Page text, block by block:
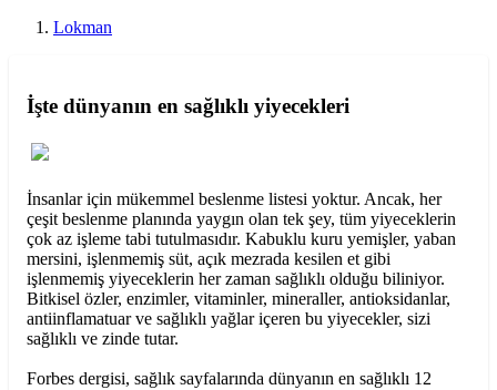
Lokman
İşte dünyanın en sağlıklı yiyecekleri
İnsanlar için mükemmel beslenme listesi yoktur. Ancak, her
çeşit beslenme planında yaygın olan tek şey, tüm yiyeceklerin
çok az işleme tabi tutulmasıdır. Kabuklu kuru yemişler, yaban
mersini, işlenmemiş süt, açık mezrada kesilen et gibi
işlenmemiş yiyeceklerin her zaman sağlıklı olduğu biliniyor.
Bitkisel özler, enzimler, vitaminler, mineraller, antioksidanlar,
antiinflamatuar ve sağlıklı yağlar içeren bu yiyecekler, sizi
sağlıklı ve zinde tutar.
Forbes dergisi, sağlık sayfalarında dünyanın en sağlıklı 12